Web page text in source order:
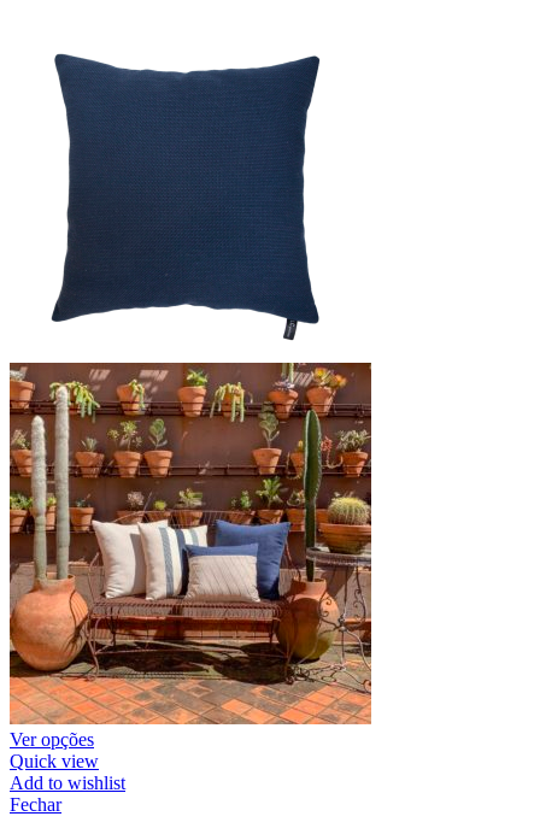
Ver opções
Quick view
Add to wishlist
Fechar